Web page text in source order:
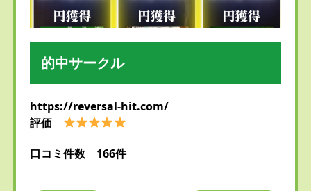
的中サークル
https://reversal-hit.com/
評価
口コミ件数 166件